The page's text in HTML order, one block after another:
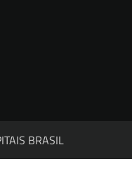
BRASIL